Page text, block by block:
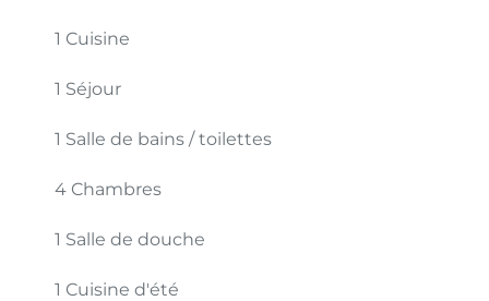
1 Cuisine
1 Séjour
1 Salle de bains / toilettes
4 Chambres
1 Salle de douche
1 Cuisine d'été